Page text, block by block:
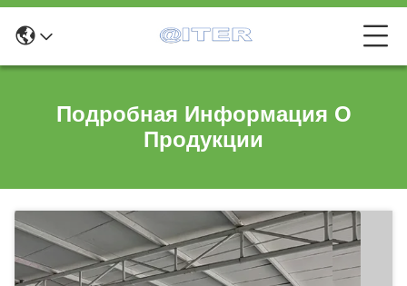
Подробная Информация О
Продукции